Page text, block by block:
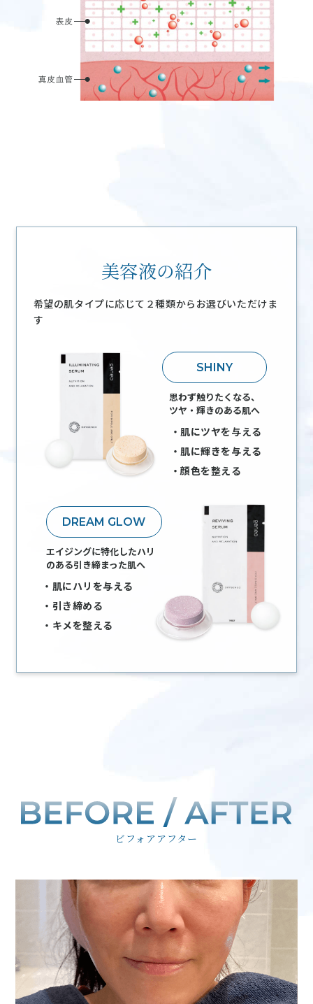
美容液の紹介
希望の肌タイプに応じて２種類からお選びいただけま
す
SHINY
思わず触りたくなる、
ツヤ・輝きのある肌へ
肌にツヤを与える
肌に輝きを与える
顔色を整える
DREAM GLOW
エイジングに特化したハリ
のある引き締まった肌へ
肌にハリを与える
引き締める
キメを整える
ビフォアアフター